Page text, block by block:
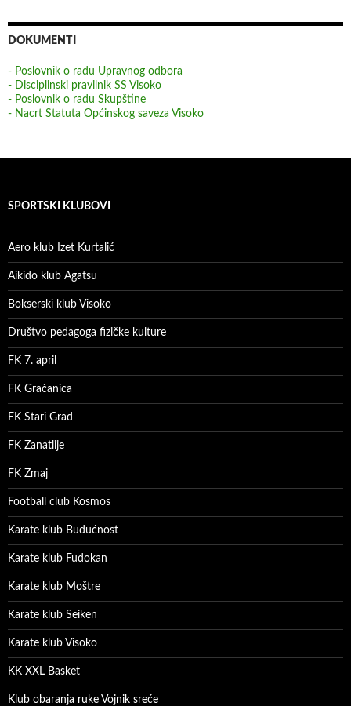
DOKUMENTI
- Poslovnik o radu Upravnog odbora
- Disciplinski pravilnik SS Visoko
- Poslovnik o radu Skupštine
- Nacrt Statuta Općinskog saveza Visoko
SPORTSKI KLUBOVI
Aero klub Izet Kurtalić
Aikido klub Agatsu
Bokserski klub Visoko
Društvo pedagoga fizičke kulture
FK 7. april
FK Gračanica
FK Stari Grad
FK Zanatlije
FK Zmaj
Football club Kosmos
Karate klub Budućnost
Karate klub Fudokan
Karate klub Moštre
Karate klub Seiken
Karate klub Visoko
KK XXL Basket
Klub obaranja ruke Vojnik sreće